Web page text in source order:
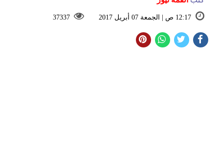
12:17 ص | الجمعة 07 أبريل 2017 37337